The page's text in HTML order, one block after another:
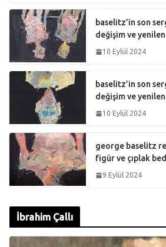
baselitz’in son
değişim ve
10 Eylül 2024
baselitz’in son
değişim ve
10 Eylül 2024
george baselitz
figür ve çıplak
9 Eylül 2024
İbrahim Çallı